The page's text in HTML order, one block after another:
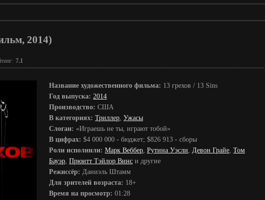
2014)
7.1
Название художественного фильма: 13 грехов / 13 Sins
Год выпуска: 2014
Производство: США
В категориях: Триллер, Ужасы
Слоган: «Играешь не ты, играют тобой»
В цифрах: $4 000 000 - бюджет; $826 913 - сборы
Роли исполнили: Марк Веббер, Рутина Уэсли, Девон Грайе, Том
Бауэр, Прюитт Тэйлор Винс и другие
Режиссёр: Даниэль Штамм
Для зрителей возраста: 18+
Время на просмотр: 01:28